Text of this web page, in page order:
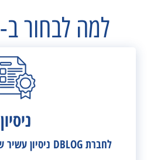
למה לבחור ב-
ניסיון
לחברת DBLOG ניסיון עשיר של למעלה מ-30 שנה